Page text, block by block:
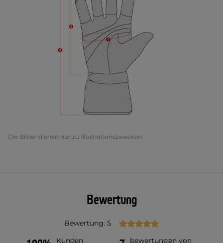
Die Bilder dienen nur zu Illustrationszwecken.
Bewertung
Bewertung: 5
Kunden bewertungen von